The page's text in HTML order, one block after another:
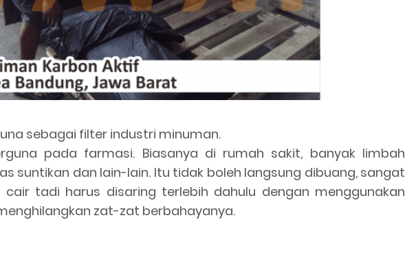
sebagai filter industri minuman.
pada farmasi. Biasanya di rumah sakit, banyak limbah
suntikan dan lain-lain. Itu tidak boleh langsung dibuang, sangat
cair tadi harus disaring terlebih dahulu dengan menggunakan
zat-zat berbahayanya.